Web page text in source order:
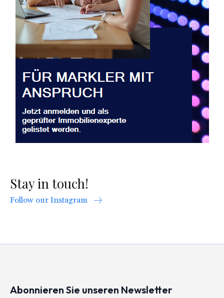
Stay in touch!
Follow our Instagram
Abonnieren Sie unseren Newsletter